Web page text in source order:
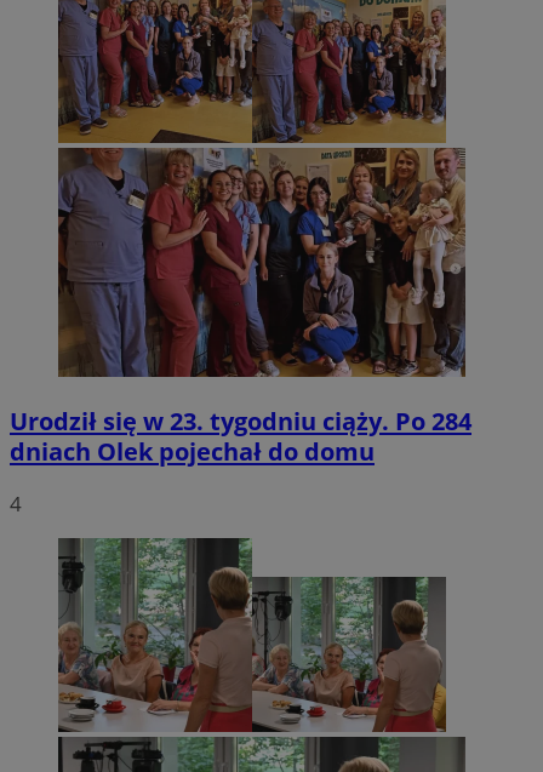
Urodził się w 23. tygodniu ciąży. Po 284
dniach Olek pojechał do domu
4